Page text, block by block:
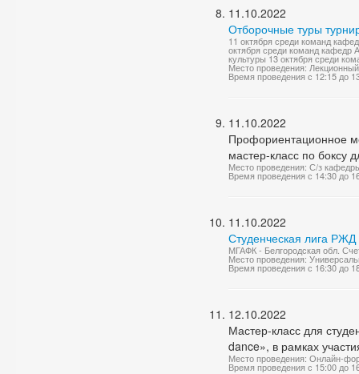
11.10.2022
Отборочные туры
11 октября среди команд
октября среди команд кафедр
культуры 13 октября среди
Место проведения:
Время проведения с 12:15 до
11.10.2022
Профориентационное
мастер-класс по боксу
Место проведения: С/з
Время проведения с 14:30 до
11.10.2022
Студенческая лига
МГАФК - Белгородская обл.
Место проведения:
Время проведения с 16:30 до
12.10.2022
Мастер-класс для
dance», в рамках
Место проведения: Онлайн-
Время проведения с 15:00 до